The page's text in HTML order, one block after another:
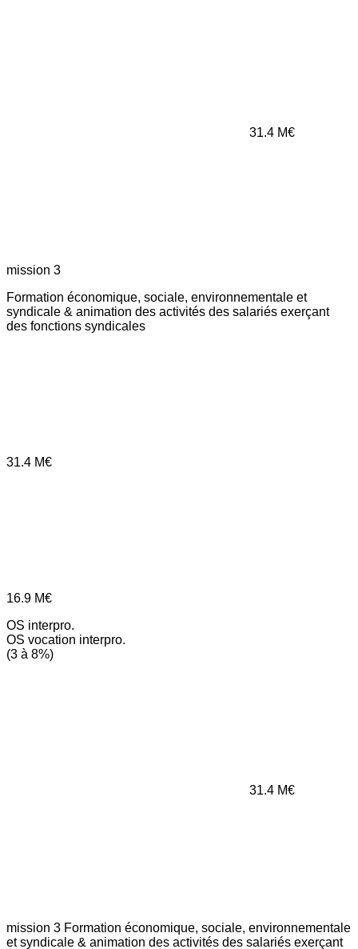
31.4 M€
mission 3
Formation économique, sociale, environnementale et
syndicale & animation des activités des salariés exerçant
des fonctions syndicales
31.4 M€
16.9 M€
OS interpro.
OS vocation interpro.
(3 à 8%)
31.4 M€
mission 3 Formation économique, sociale, environnementale
et syndicale & animation des activités des salariés exerçant